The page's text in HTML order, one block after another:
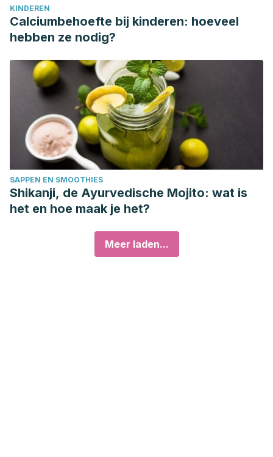
KINDEREN
Calciumbehoefte bij kinderen: hoeveel
hebben ze nodig?
SAPPEN EN SMOOTHIES
Shikanji, de Ayurvedische Mojito: wat is
het en hoe maak je het?
Meer laden...